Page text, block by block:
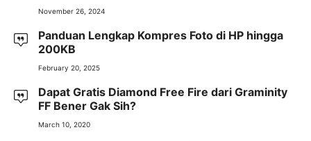
November 26, 2024
Panduan Lengkap Kompres Foto di HP hingga
200KB
February 20, 2025
Dapat Gratis Diamond Free Fire dari Graminity
FF Bener Gak Sih?
March 10, 2020